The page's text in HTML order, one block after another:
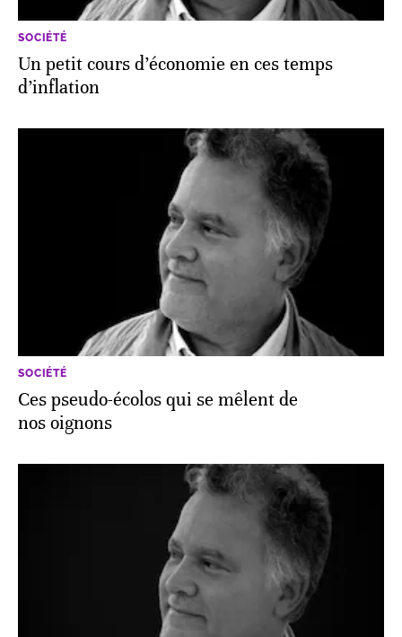
SOCIÉTÉ
Un petit cours d’économie en ces temps
d’inflation
SOCIÉTÉ
Ces pseudo-écolos qui se mêlent de
nos oignons